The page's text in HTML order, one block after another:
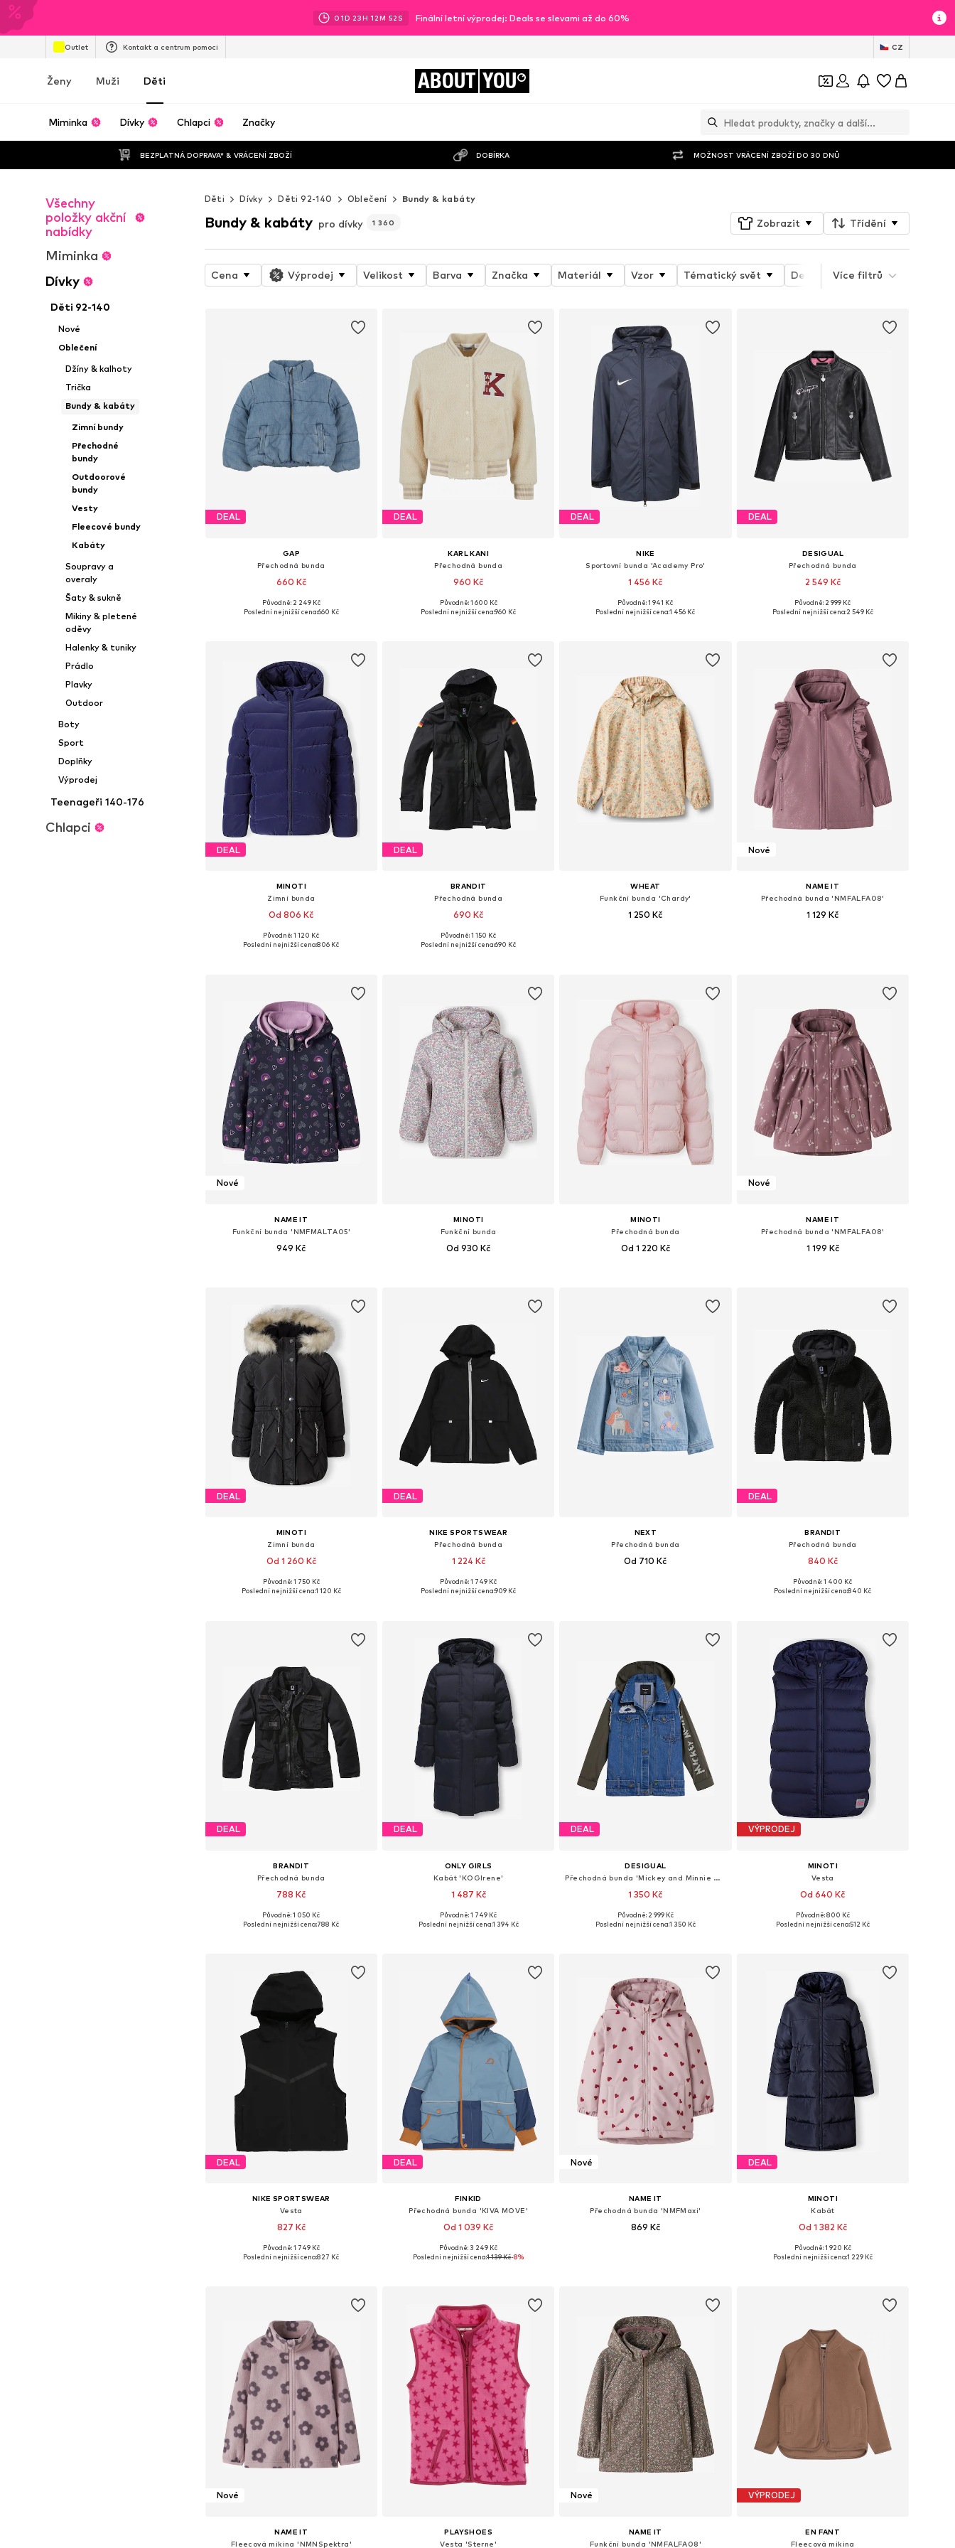
01D 23H 12M 49 S Finální letní výprodej: Deals se slevami až do 60%
Outlet Kontakt a centrum pomoci CZ
Ženy Muži Děti ABOUT YOU
Miminka Dívky Chlapci Značky
BEZPLATNÁ DOPRAVA* & VRÁCENÍ ZBOŽÍ DOBÍRKA MOŽNOST VRÁCENÍ ZBOŽÍ DO 30 DNŮ
Všechny
položky akční
nabídky
Miminka
Dívky
Děti 92-140
Nové
Oblečení
Džíny & kalhoty
Trička
Bundy & kabáty
Zimní bundy
Přechodné
bundy
Outdoorové
bundy
Vesty
Fleecové bundy
Kabáty
Soupravy a
overaly
Šaty & sukně
Mikiny & pletené
oděvy
Halenky & tuniky
Prádlo
Plavky
Outdoor
Boty
Sport
Doplňky
Výprodej
Teenageři 140-176
Chlapci
Děti Dívky Děti 92-140 Oblečení Bundy & kabáty
Bundy & kabáty pro dívky 1 360 Zobrazit Třídění
Cena Výprodej Velikost Barva Značka Materiál Vzor Tématický svět Detaily Vlastnosti
Více filtrů
DEAL
GAP
Přechodná bunda
660 Kč
Dostupné v mnoha velikostech
Původně: 2 249 Kč
Poslední nejnižší cena:660 Kč
DEAL
KARL KANI
Přechodná bunda
960 Kč
Dostupné v mnoha velikostech
Původně: 1 600 Kč
Poslední nejnižší cena:960 Kč
DEAL
NIKE
Sportovní bunda 'Academy Pro'
1 456 Kč
Dostupné v mnoha velikostech
Původně: 1 941 Kč
Poslední nejnižší cena:1 456 Kč
DEAL
DESIGUAL
Přechodná bunda
2 549 Kč
Dostupné v mnoha velikostech
Původně: 2 999 Kč
Poslední nejnižší cena:2 549 Kč
DEAL
MINOTI
Zimní bunda
Od 806 Kč
Dostupné v mnoha velikostech
Původně: 1 120 Kč
Poslední nejnižší cena:806 Kč
DEAL
BRANDIT
Přechodná bunda
690 Kč
Dostupné v mnoha velikostech
Původně: 1 150 Kč
Poslední nejnižší cena:690 Kč
WHEAT
Funkční bunda 'Chardy'
1 250 Kč
Nové
NAME IT
Přechodná bunda 'NMFALFA08'
1 129 Kč
Nové
NAME IT
Funkční bunda 'NMFMALTA05'
949 Kč
MINOTI
Funkční bunda
Od 930 Kč
MINOTI
Přechodná bunda
Od 1 220 Kč
Nové
NAME IT
Přechodná bunda 'NMFALFA08'
1 199 Kč
DEAL
MINOTI
Zimní bunda
Od 1 260 Kč
Dostupné v mnoha velikostech
Původně: 1 750 Kč
Poslední nejnižší cena:1 120 Kč
DEAL
NIKE SPORTSWEAR
Přechodná bunda
1 224 Kč
Původně: 1 749 Kč
Poslední nejnižší cena:909 Kč
NEXT
Přechodná bunda
Od 710 Kč
DEAL
BRANDIT
Přechodná bunda
840 Kč
+ 1
Dostupné v mnoha velikostech
Původně: 1 400 Kč
Poslední nejnižší cena:840 Kč
DEAL
BRANDIT
Přechodná bunda
788 Kč
Dostupné v mnoha velikostech
Původně: 1 050 Kč
Poslední nejnižší cena:788 Kč
DEAL
ONLY GIRLS
Kabát 'KOGIrene'
1 487 Kč
Dostupné v mnoha velikostech
Původně: 1 749 Kč
Poslední nejnižší cena:1 394 Kč
DEAL
DESIGUAL
Přechodná bunda 'Mickey and Minnie Mouse™'
1 350 Kč
Dostupné v mnoha velikostech
Původně: 2 999 Kč
Poslední nejnižší cena:1 350 Kč
VÝPRODEJ
MINOTI
Vesta
Od 640 Kč
Dostupné v mnoha velikostech
Původně: 800 Kč
Poslední nejnižší cena:512 Kč
DEAL
NIKE SPORTSWEAR
Vesta
827 Kč
Původně: 1 749 Kč
Poslední nejnižší cena:827 Kč
DEAL
FINKID
Přechodná bunda 'KIVA MOVE'
Od 1 039 Kč
Původně: 3 249 Kč
Poslední nejnižší cena:1 139 Kč-8%
Nové
NAME IT
Přechodná bunda 'NMFMaxi'
869 Kč
DEAL
MINOTI
Kabát
Od 1 382 Kč
Dostupné v mnoha velikostech
Původně: 1 920 Kč
Poslední nejnižší cena:1 229 Kč
Nové
NAME IT
Fleecová mikina 'NMNSpektra'
PLAYSHOES
Vesta 'Sterne'
Nové
NAME IT
Funkční bunda 'NMFALFA08'
VÝPRODEJ
EN FANT
Fleecová mikina